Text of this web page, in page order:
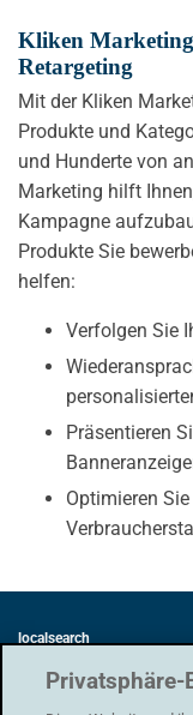
Kliken
Retargeting
Mit der Kliken
Produkte und
und Hunderte von
Marketing hilft
Kampagne
Produkte Sie
helfen:
Verfolgen Sie
Präsentieren
Optimieren
localsearch
Förrlibuckstrasse 62
Privatsphäre-